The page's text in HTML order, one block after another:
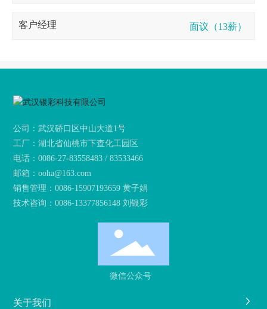
客户经理 面议（13薪）
公司：武汉硚口区中山大道1号
工厂：湖北省仙桃市下查化工园区
电话：0086-27-83558483 / 83533466
邮箱：ooha@163.com
销售管理：0086-15907193659 黄子娟
技术咨询：0086-13377856148 刘银彩
微信公众号
关于我们